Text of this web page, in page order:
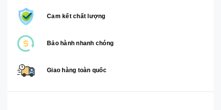
Cam kết chất lượng
Bảo hành nhanh chóng
Giao hàng toàn quốc